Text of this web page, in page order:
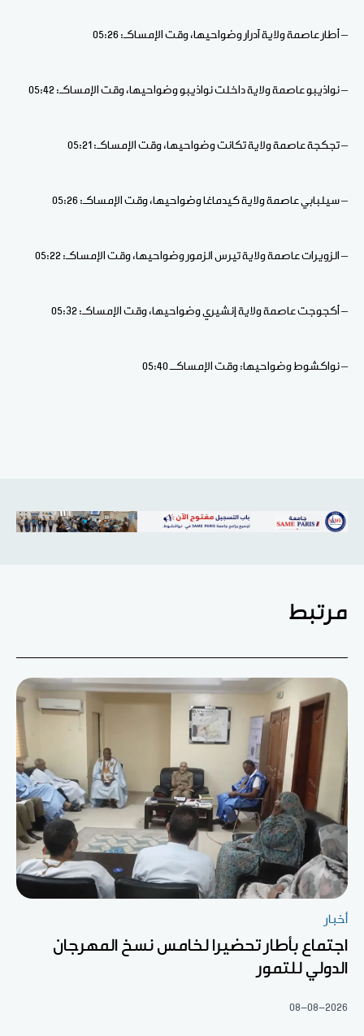
– أطار عاصمة ولاية آدرار وضواحيها، وقت الإمساكـ: 05:26
– نواذيبو عاصمة ولاية داخلت نواذيبو وضواحيها، وقت الإمساكـ: 05:42
– تجكجة عاصمة ولاية تكانت وضواحيها، وقت الإمساكـ: 05:21
– سيلبابي عاصمة ولاية كيدماغا وضواحيها، وقت الإمساكـ: 05:26
– الزويرات عاصمة ولاية تيرس الزمور وضواحيها، وقت الإمساكـ: 05:22
– أكجوجت عاصمة ولاية إنشيري وضواحيها، وقت الإمساكـ: 05:32
– نواكشوط وضواحيها: وقت الإمساكــ 05:40
مرتبط
أخبار
اجتماع بأطار تحضيرا لخامس نسخ المهرجان
الدولي للتمور
08-08-2026